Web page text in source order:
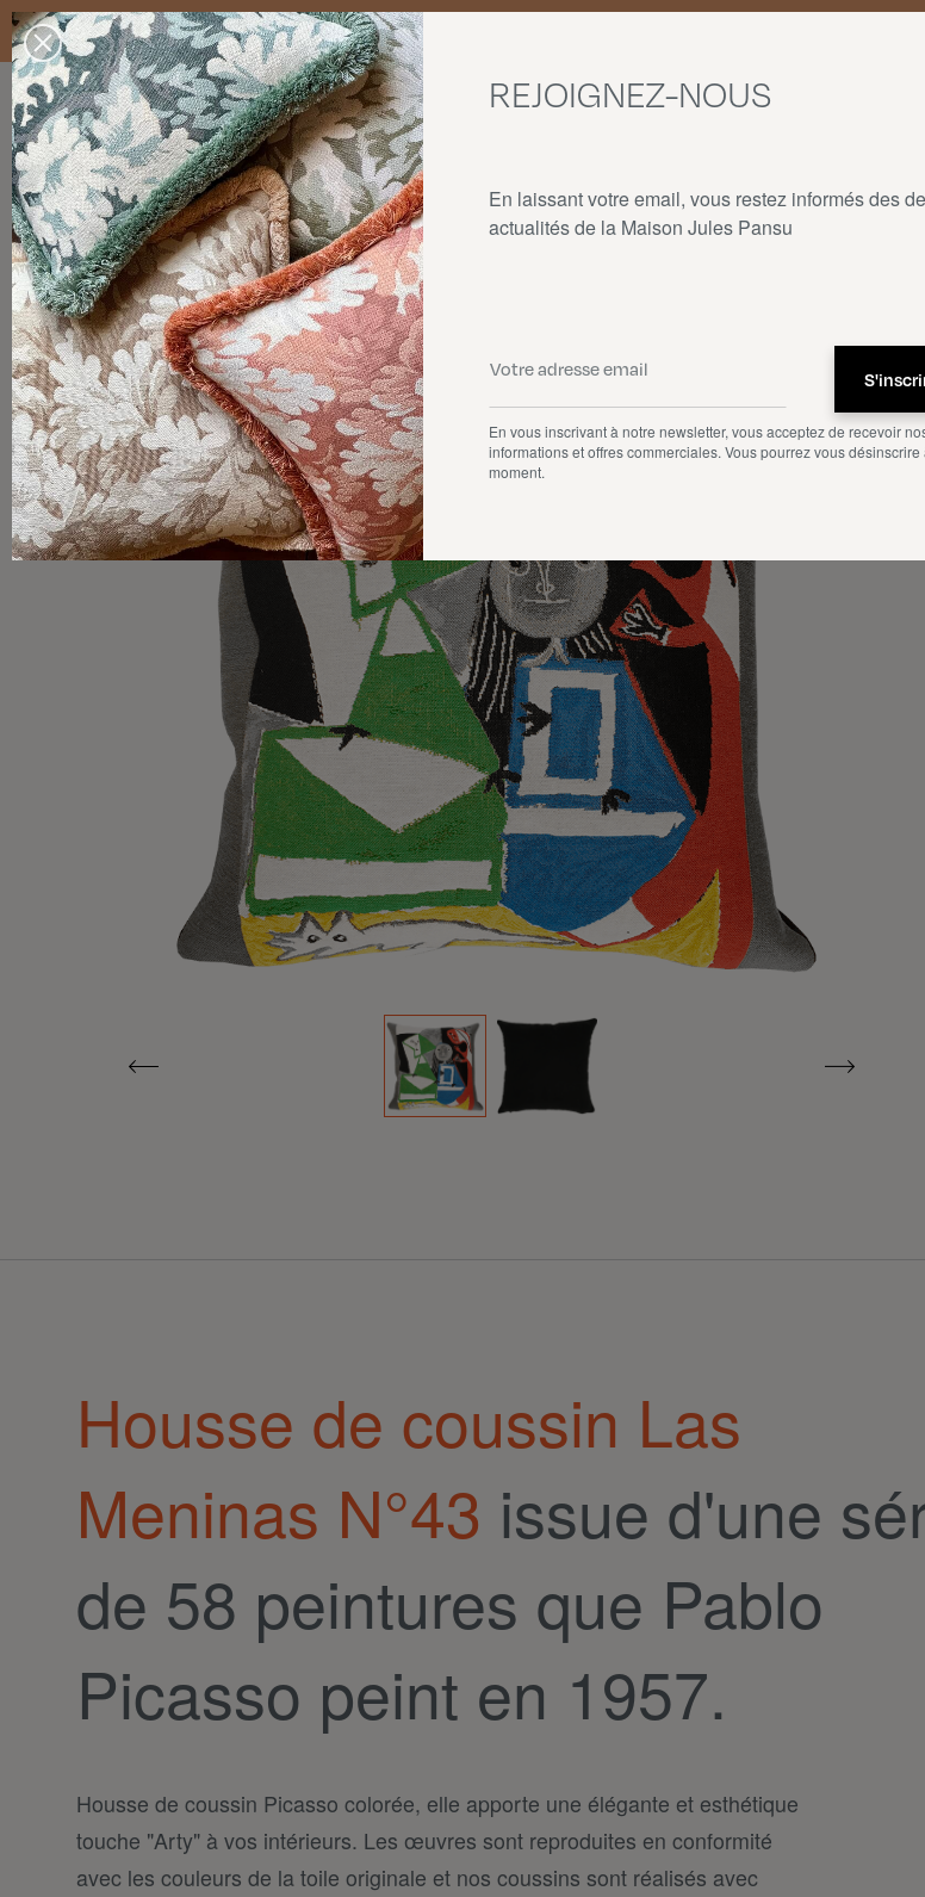
Livraison standard en France Métropolitaine, Belgique, Luxembourg, Pays-Bas et Allemagne offerte à partir de 150€
dans la limite des stocks disponibles.
Nos produits Collaborations La maison
LAS
Housse de coussin Las
Meninas N°43 issue d'une
de 58 peintures que Pablo
Picasso peint en 1957.
Housse de coussin Picasso colorée, elle apporte une élégante et esthétique
touche "Arty" à vos intérieurs. Les œuvres sont reproduites en conformité
avec les couleurs de la toile originale et nos coussins sont réalisés avec
En vous inscrivant à notre newsletter, vous acceptez de recevoir
informations et offres commerciales. Vous pourrez vous désinscrire
moment.
En laissant votre email, vous restez informés des
actualités de la Maison Jules Pansu
REJOIGNEZ-NOUS